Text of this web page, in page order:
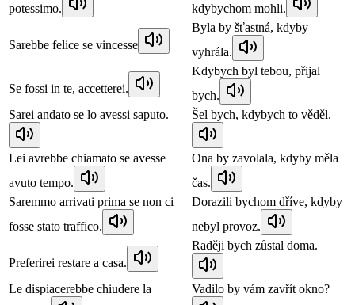
potessimo.
kdybychom mohli.
Sarebbe felice se vincesse
Byla by šťastná, kdyby
vyhrála.
Se fossi in te, accetterei.
Kdybych byl tebou, přijal
bych.
Sarei andato se lo avessi saputo.
Šel bych, kdybych to věděl.
Lei avrebbe chiamato se avesse
avuto tempo.
Ona by zavolala, kdyby měla
čas.
Saremmo arrivati prima se non ci
fosse stato traffico.
Dorazili bychom dříve, kdyby
nebyl provoz.
Preferirei restare a casa.
Raději bych zůstal doma.
Le dispiacerebbe chiudere la
Vadilo by vám zavřít okno?